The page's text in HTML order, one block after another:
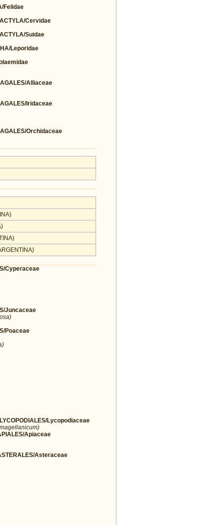
Felidae
Cervidae
Suidae
Leporidae
Alliaceae
Iridaceae
Orchidaceae
Cyperaceae
Juncaceae
Poaceae
Lycopodiaceae
Apiaceae
Asteraceae